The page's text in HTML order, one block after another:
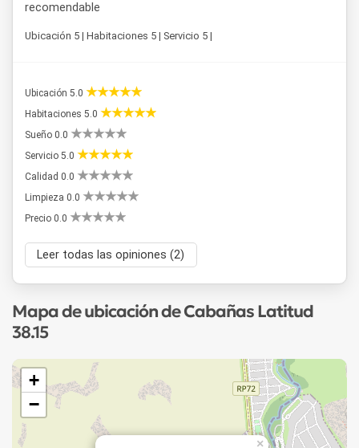
recomendable
Ubicación 5 | Habitaciones 5 | Servicio 5 |
Ubicación 5.0
Habitaciones 5.0
Sueño 0.0
Servicio 5.0
Calidad 0.0
Limpieza 0.0
Precio 0.0
Leer todas las opiniones (2)
Mapa de ubicación de Cabañas Latitud
38.15
×
+
−